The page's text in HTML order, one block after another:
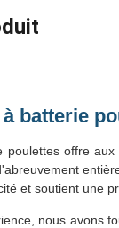
batterie
poulettes offre
et soutient une
nous avons